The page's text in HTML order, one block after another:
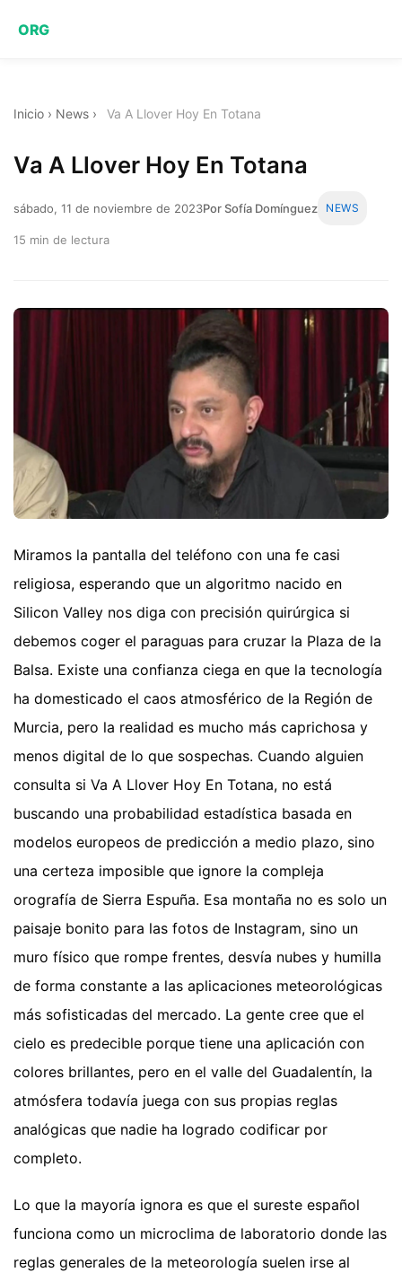
ORG
Inicio › News › Va A Llover Hoy En Totana
Va A Llover Hoy En Totana
sábado, 11 de noviembre de 2023Por Sofía Domínguez NEWS
15 min de lectura
Miramos la pantalla del teléfono con una fe casi
religiosa, esperando que un algoritmo nacido en
Silicon Valley nos diga con precisión quirúrgica si
debemos coger el paraguas para cruzar la Plaza de la
Balsa. Existe una confianza ciega en que la tecnología
ha domesticado el caos atmosférico de la Región de
Murcia, pero la realidad es mucho más caprichosa y
menos digital de lo que sospechas. Cuando alguien
consulta si Va A Llover Hoy En Totana, no está
buscando una probabilidad estadística basada en
modelos europeos de predicción a medio plazo, sino
una certeza imposible que ignore la compleja
orografía de Sierra Espuña. Esa montaña no es solo un
paisaje bonito para las fotos de Instagram, sino un
muro físico que rompe frentes, desvía nubes y humilla
de forma constante a las aplicaciones meteorológicas
más sofisticadas del mercado. La gente cree que el
cielo es predecible porque tiene una aplicación con
colores brillantes, pero en el valle del Guadalentín, la
atmósfera todavía juega con sus propias reglas
analógicas que nadie ha logrado codificar por
completo.
Lo que la mayoría ignora es que el sureste español
funciona como un microclima de laboratorio donde las
reglas generales de la meteorología suelen irse al